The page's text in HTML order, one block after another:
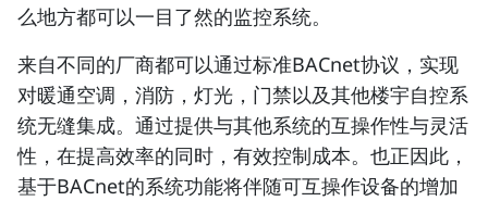
么地方都可以一目了然的监控系统。
来自不同的厂商都可以通过标准BACnet协议，实现
对暖通空调，消防，灯光，门禁以及其他楼宇自控系
统无缝集成。通过提供与其他系统的互操作性与灵活
性，在提高效率的同时，有效控制成本。也正因此，
基于BACnet的系统功能将伴随可互操作设备的增加